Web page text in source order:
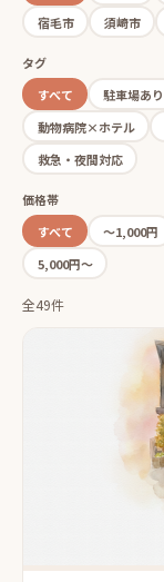
宿毛市
須崎市
タグ
すべて
駐車場あり
動物病院×ホテル
救急・夜間対応
価格帯
すべて
〜1,000円
5,000円〜
全49件